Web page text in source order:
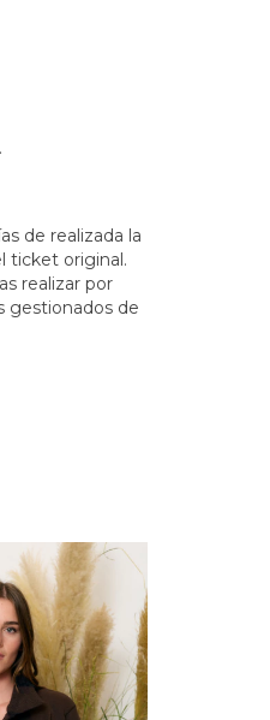
de realizada la
ticket original.
realizar por
gestionados de